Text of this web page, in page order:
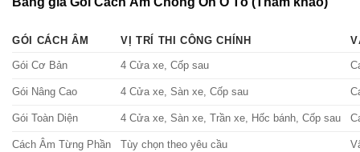
GÓI CÁCH ÂM VỊ TRÍ THI CÔNG CHÍNH
Gói Cơ Bản 4 Cửa xe, Cốp sau
Gói Nâng Cao 4 Cửa xe, Sàn xe, Cốp sau
Gói Toàn Diện 4 Cửa xe, Sàn xe, Trần xe, Hốc bánh, Cốp sau
Cách Âm Từng Phần Tùy chọn theo yêu cầu